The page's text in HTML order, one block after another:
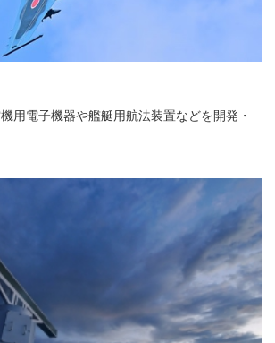
用電子機器や艦艇用航法装置などを開発・